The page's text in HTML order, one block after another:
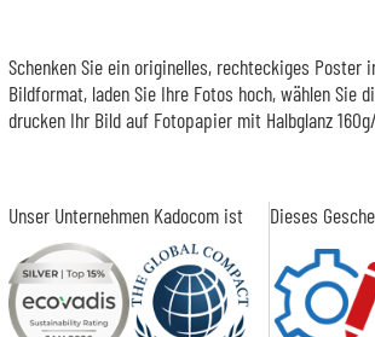
Schenken Sie ein originelles, rechteckiges Poster
Bildformat, laden Sie Ihre Fotos hoch, wählen Sie
drucken Ihr Bild auf Fotopapier mit Halbglanz
Unser Unternehmen Kadocom ist Dieses